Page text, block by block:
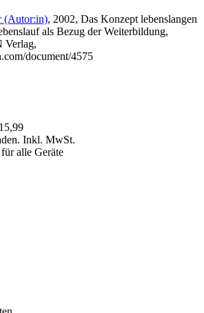
(Autor:in), 2002, Das Konzept lebenslangen
als Bezug der Weiterbildung,
Verlag,
document/4575
Inkl. MwSt.
alle Geräte